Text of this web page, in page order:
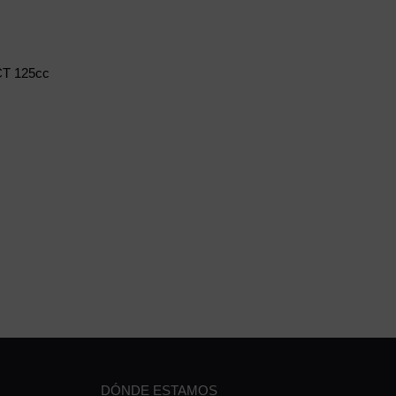
125cc
DÓNDE ESTAMOS